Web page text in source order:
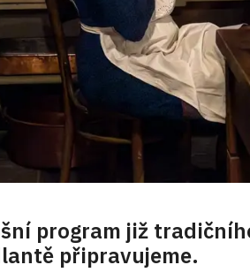
program již
připravujeme.